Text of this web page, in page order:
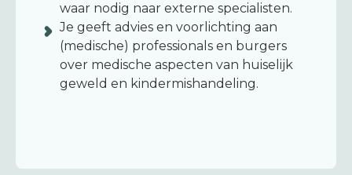
waar nodig naar externe specialisten.
Je geeft advies en voorlichting aan
(medische) professionals en burgers
over medische aspecten van huiselijk
geweld en kindermishandeling.